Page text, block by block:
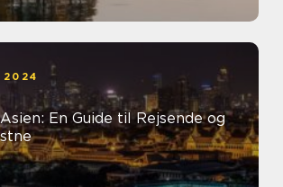
En Guide til Rejsende og